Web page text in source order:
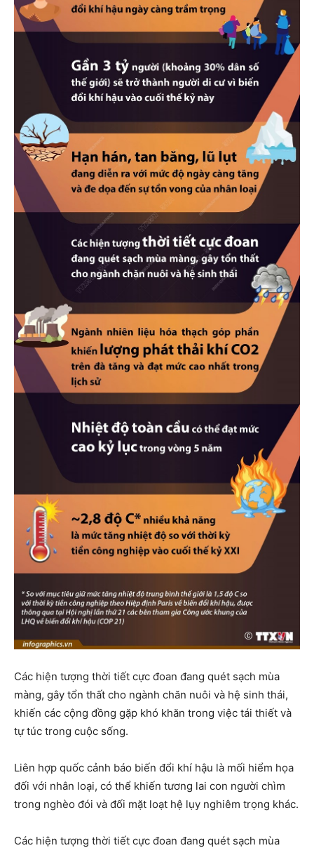
Các hiện tượng thời tiết cực đoan đang quét sạch mùa
màng, gây tổn thất cho ngành chăn nuôi và hệ sinh thái,
khiến các cộng đồng gặp khó khăn trong việc tái thiết và
tự túc trong cuộc sống.
Liên hợp quốc cảnh báo biến đổi khí hậu là mối hiểm họa
đối với nhân loại, có thể khiến tương lai con người chìm
trong nghèo đói và đối mặt loạt hệ lụy nghiêm trọng khác.
Các hiện tượng thời tiết cực đoan đang quét sạch mùa